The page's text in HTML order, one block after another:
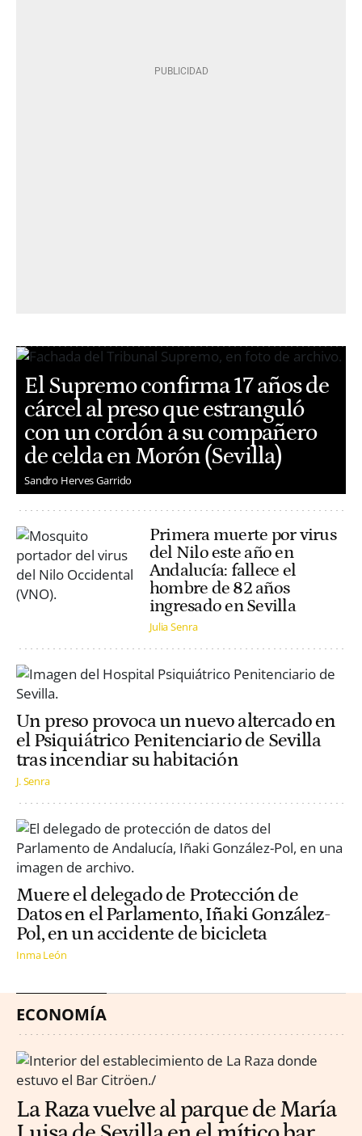
El Supremo confirma 17 años de
cárcel al preso que estranguló
con un cordón a su compañero
de celda en Morón (Sevilla)
Sandro Herves Garrido
Primera muerte por virus
del Nilo este año en
Andalucía: fallece el
hombre de 82 años
ingresado en Sevilla
Julia Senra
Un preso provoca un nuevo altercado en
el Psiquiátrico Penitenciario de Sevilla
tras incendiar su habitación
J. Senra
Muere el delegado de Protección de
Datos en el Parlamento, Iñaki González-
Pol, en un accidente de bicicleta
Inma León
ECONOMÍA
La Raza vuelve al parque de María